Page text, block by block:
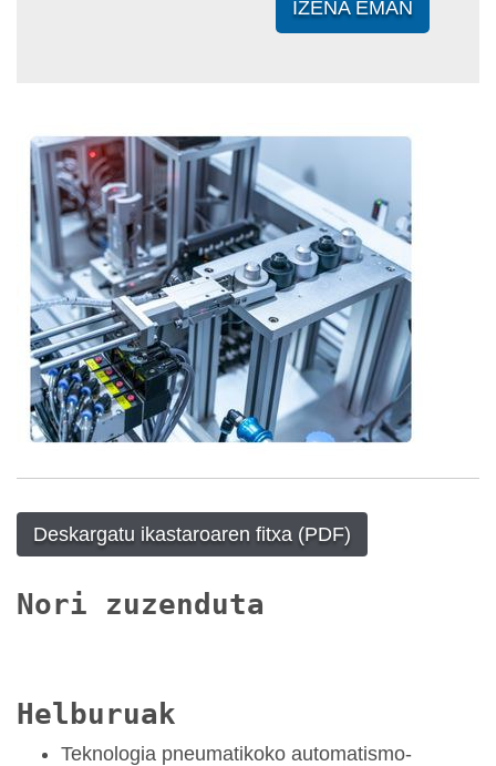
IZENA EMAN
Deskargatu ikastaroaren fitxa (PDF)
Nori zuzenduta
Helburuak
Teknologia pneumatikoko automatismo-